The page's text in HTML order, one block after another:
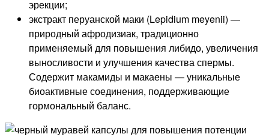
эрекции;
экстракт перуанской маки (Lepidium meyenii) —
природный афродизиак, традиционно
применяемый для повышения либидо, увеличения
выносливости и улучшения качества спермы.
Содержит макамиды и макаены — уникальные
биоактивные соединения, поддерживающие
гормональный баланс.